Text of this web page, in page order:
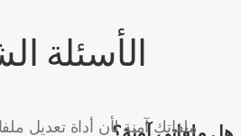
الأسئلة